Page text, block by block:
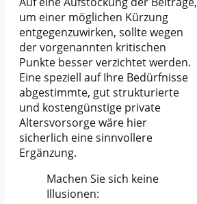
um einer möglichen Kürzung
entgegenzuwirken, sollte wegen
der vorgenannten kritischen
Punkte besser verzichtet werden.
Eine speziell auf Ihre Bedürfnisse
abgestimmte, gut strukturierte
und kostengünstige private
Altersvorsorge wäre hier
sicherlich eine sinnvollere
Ergänzung.
Machen Sie sich keine
Illusionen: